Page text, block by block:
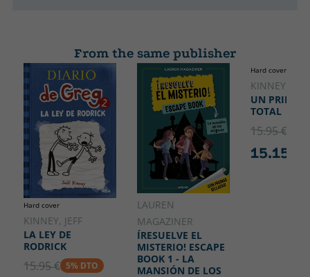
From the same publisher
Hard cover
KINNEY, JEFF
LA LEY DE
RODRICK
15.95 € 5% DTO
LAUREN
MAGAZINER
ÍRESUELVE EL
MISTERIO! ESCAPE
BOOK 1 - LA
MANSIÓN DE LOS
Hard cover
KINNEY, JEFF
UN
TOTAL
15.95 €
15.15 €